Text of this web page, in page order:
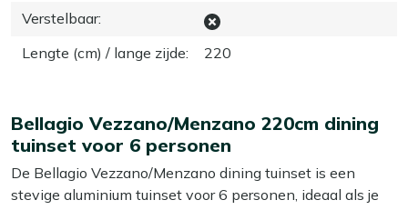
Verstelbaar:
Lengte (cm) / lange zijde: 220
Bellagio Vezzano/Menzano 220cm dining
tuinset voor 6 personen
De Bellagio Vezzano/Menzano dining tuinset is een
stevige aluminium tuinset voor 6 personen, ideaal als je